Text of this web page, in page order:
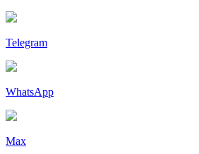
Telegram
WhatsApp
Max